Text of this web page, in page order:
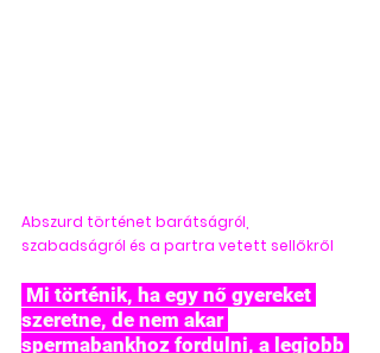
Abszurd történet barátságról,
szabadságról és a partra vetett sellőkről
szeretne, de nem akar
spermabankhoz fordulni, a legjobb